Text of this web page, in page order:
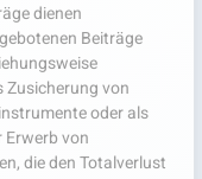
dienen
Beiträge
Zusicherung von
oder als
von
die den Totalverlust